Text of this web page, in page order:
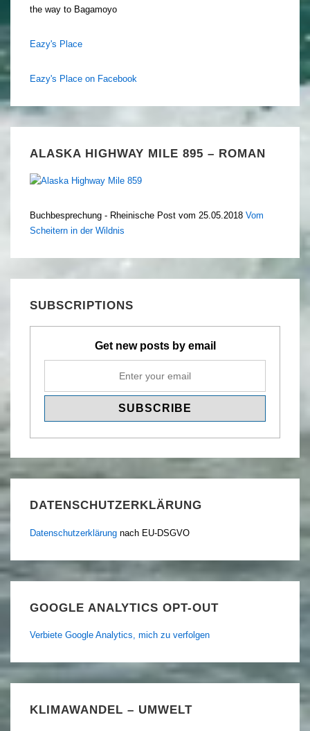
the way to Bagamoyo
Eazy's Place
Eazy's Place on Facebook
ALASKA HIGHWAY MILE 895 – ROMAN
Buchbesprechung - Rheinische Post vom 25.05.2018 Vom
Scheitern in der Wildnis
SUBSCRIPTIONS
Get new posts by email
DATENSCHUTZERKLÄRUNG
Datenschutzerklärung nach EU-DSGVO
GOOGLE ANALYTICS OPT-OUT
Verbiete Google Analytics, mich zu verfolgen
KLIMAWANDEL – UMWELT